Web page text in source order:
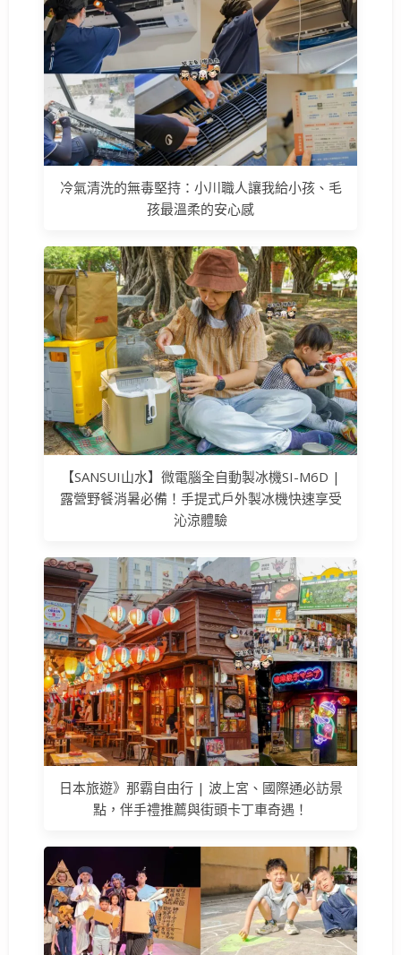
冷氣清洗的無毒堅持：小川職人讓我給小孩、毛
孩最溫柔的安心感
【SANSUI山水】微電腦全自動製冰機SI-M6D |
露營野餐消暑必備！手提式戶外製冰機快速享受
沁涼體驗
日本旅遊》那霸自由行 | 波上宮、國際通必訪景
點，伴手禮推薦與街頭卡丁車奇遇！